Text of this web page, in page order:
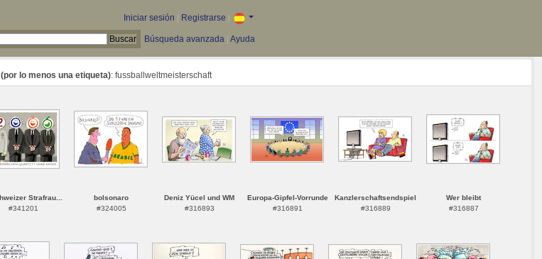
Iniciar sesión Registrarse
Búsqueda avanzada Ayuda
lo menos una etiqueta): fussballweltmeisterschaft
Strafrau...
#341201
bolsonaro
#324005
Deniz Yücel und WM
#316893
Europa-Gipfel-Vorrunde
#316891
Kanzlerschaftsendspiel
#316889
Wer bleibt
#316887